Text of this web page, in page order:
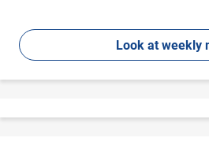
Look at weekly